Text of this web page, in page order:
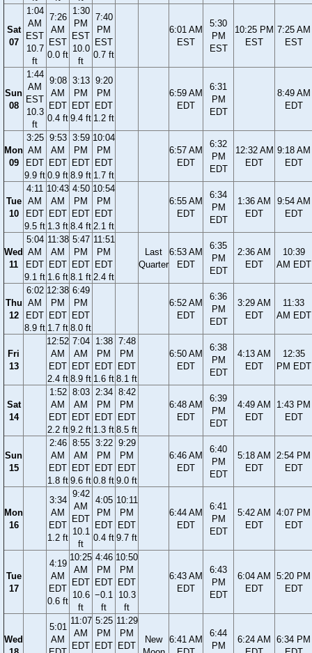
Sat
07
1:04
AM
EST
10.7
ft
7:26
AM
EST
0.0 ft
1:30
PM
EST
10.0
ft
7:40
PM
EST
0.7 ft
6:01 AM
EST
5:30
PM
EST
10:25 PM
EST
7:25 AM
EST
Sun
08
1:44
AM
EST
10.3
ft
9:08
AM
EDT
0.4 ft
3:13
PM
EDT
9.4 ft
9:20
PM
EDT
1.2 ft
6:59 AM
EDT
6:31
PM
EDT
8:49 AM
EDT
Mon
09
3:25
AM
EDT
9.9 ft
9:53
AM
EDT
0.9 ft
3:59
PM
EDT
8.9 ft
10:04
PM
EDT
1.7 ft
6:57 AM
EDT
6:32
PM
EDT
12:32 AM
EDT
9:18 AM
EDT
Tue
10
4:11
AM
EDT
9.5 ft
10:43
AM
EDT
1.3 ft
4:50
PM
EDT
8.4 ft
10:54
PM
EDT
2.1 ft
6:55 AM
EDT
6:34
PM
EDT
1:36 AM
EDT
9:54 AM
EDT
Wed
11
5:04
AM
EDT
9.1 ft
11:38
AM
EDT
1.6 ft
5:47
PM
EDT
8.1 ft
11:51
PM
EDT
2.4 ft
Last
Quarter
6:53 AM
EDT
6:35
PM
EDT
2:36 AM
EDT
10:39
AM EDT
Thu
12
6:02
AM
EDT
8.9 ft
12:38
PM
EDT
1.7 ft
6:49
PM
EDT
8.0 ft
6:52 AM
EDT
6:36
PM
EDT
3:29 AM
EDT
11:33
AM EDT
Fri
13
12:52
AM
EDT
2.4 ft
7:04
AM
EDT
8.9 ft
1:38
PM
EDT
1.6 ft
7:48
PM
EDT
8.1 ft
6:50 AM
EDT
6:38
PM
EDT
4:13 AM
EDT
12:35
PM EDT
Sat
14
1:52
AM
EDT
2.2 ft
8:03
AM
EDT
9.2 ft
2:34
PM
EDT
1.3 ft
8:42
PM
EDT
8.5 ft
6:48 AM
EDT
6:39
PM
EDT
4:49 AM
EDT
1:43 PM
EDT
Sun
15
2:46
AM
EDT
1.8 ft
8:55
AM
EDT
9.6 ft
3:22
PM
EDT
0.8 ft
9:29
PM
EDT
9.0 ft
6:46 AM
EDT
6:40
PM
EDT
5:18 AM
EDT
2:54 PM
EDT
Mon
16
3:34
AM
EDT
1.2 ft
9:42
AM
EDT
10.1
ft
4:05
PM
EDT
0.4 ft
10:11
PM
EDT
9.7 ft
6:44 AM
EDT
6:41
PM
EDT
5:42 AM
EDT
4:07 PM
EDT
Tue
17
4:19
AM
EDT
0.6 ft
10:25
AM
EDT
10.6
ft
4:46
PM
EDT
−0.1
ft
10:50
PM
EDT
10.3
ft
6:43 AM
EDT
6:43
PM
EDT
6:04 AM
EDT
5:20 PM
EDT
Wed
5:01
AM
11:07
AM
EDT
5:25
PM
EDT
11:29
PM
EDT
New
6:41 AM
6:44
PM
6:24 AM
6:34 PM